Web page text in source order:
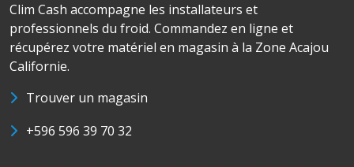
Clim Cash accompagne les installateurs et
professionnels du froid. Commandez en ligne et
récupérez votre matériel en magasin à la Zone Acajou
Californie.
Trouver un magasin
+596 596 39 70 32